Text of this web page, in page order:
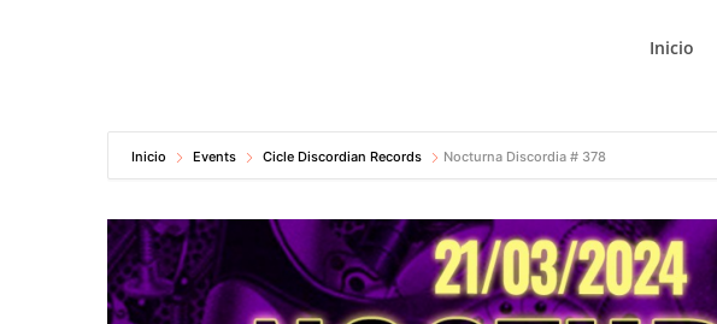
Inicio
Inicio Events Cicle Discordian Records Nocturna Discordia # 378